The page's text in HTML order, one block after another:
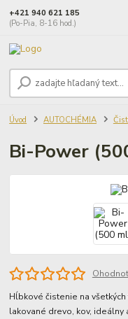
+421 940 621 185
(Po-Pia, 8-16 hod.)
Úvod AUTOCHÉMIA
Bi-Power
Hĺbkové čistenie na
lakované drevo, kov, ideálny